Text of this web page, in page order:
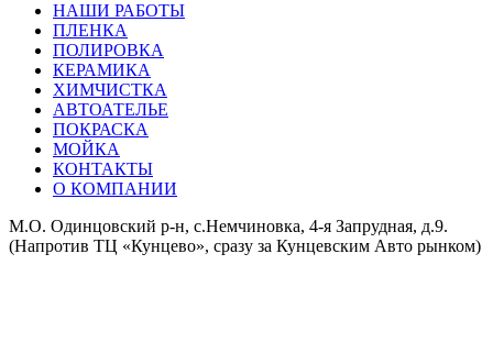
НАШИ РАБОТЫ
ПЛЕНКА
ПОЛИРОВКА
КЕРАМИКА
ХИМЧИСТКА
АВТОАТЕЛЬЕ
ПОКРАСКА
МОЙКА
КОНТАКТЫ
О КОМПАНИИ
М.О. Одинцовский р-н, с.Немчиновка, 4-я Запрудная, д.9.
(Напротив ТЦ «Кунцево», сразу за Кунцевским Авто рынком)